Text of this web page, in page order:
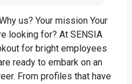
us? Your mission Your
looking for? At SENSIA
for bright employees
ready to embark on an
From profiles that have